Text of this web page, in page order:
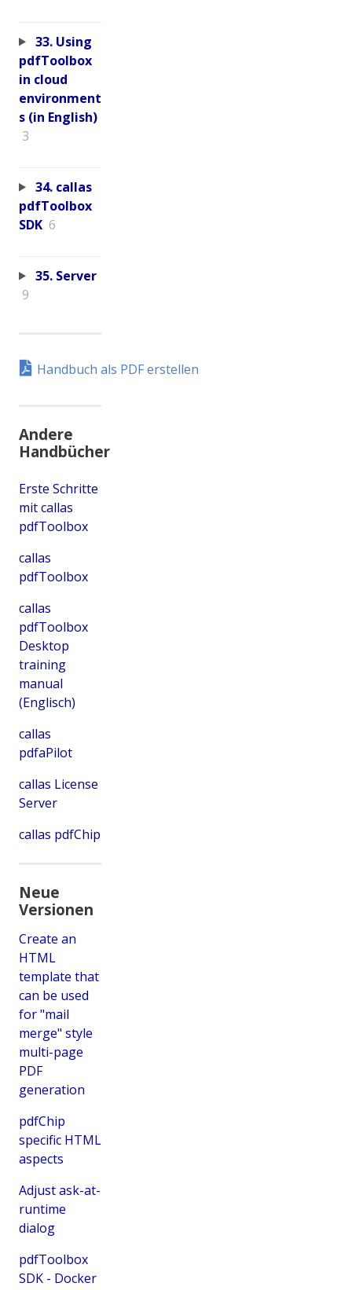
33. Using
pdfToolbox
in cloud
environment
s (in English)
3
34. callas
pdfToolbox
SDK 6
35. Server
9
Handbuch als PDF erstellen
Andere
Handbücher
Erste Schritte
mit callas
pdfToolbox
callas
pdfToolbox
callas
pdfToolbox
Desktop
training
manual
(Englisch)
callas
pdfaPilot
callas License
Server
callas pdfChip
Neue
Versionen
Create an
HTML
template that
can be used
for "mail
merge" style
multi-page
PDF
generation
pdfChip
specific HTML
aspects
Adjust ask-at-
runtime
dialog
pdfToolbox
SDK - Docker